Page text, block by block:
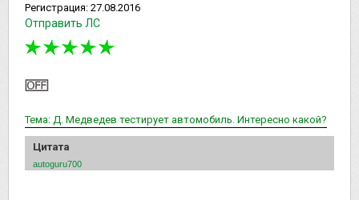
Регистрация: 27.08.2016
Отправить ЛС
Тема: Д. Медведев тестирует автомобиль. Интересно какой?
Цитата
autoguru700